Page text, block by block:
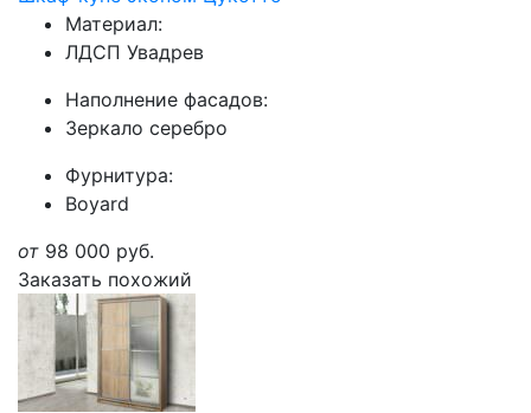
Материал:
ЛДСП Увадрев
Наполнение фасадов:
Зеркало серебро
Фурнитура:
Boyard
от 98 000 руб.
Заказать похожий